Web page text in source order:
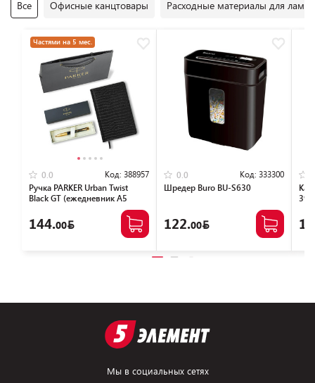
Все Офисные канцтовары Расходные материалы для
Частями на 5 мес.
0.0 Код: 388957
Ручка PARKER Urban Twist
Black GT (ежедневник А5
144.00
0.0 Код: 333300
Шредер Buro BU-S630
122.00
Мы в социальных сетях